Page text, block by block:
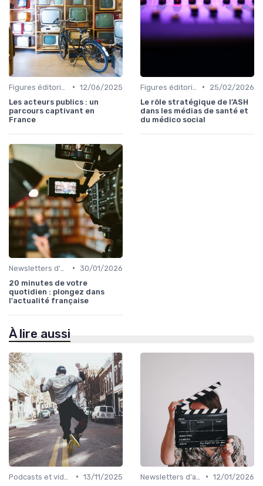
• 12/06/2025
Les acteurs publics : un
parcours captivant en
France
•
25/02/2026
Le rôle stratégique de l’ASH
dans les médias de santé et
du médico social
• 30/01/2026
20 minutes de votre
quotidien : plongez dans
l'actualité française
À lire aussi
• 13/11/2025
• 12/01/2026